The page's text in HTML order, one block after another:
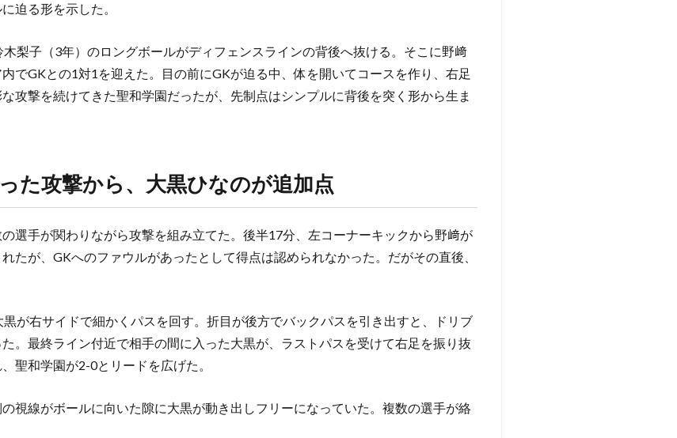
迫る形を示した。
梨子（3年）のロングボールがディフェンスラインの背後へ抜ける。そこに野﨑
でGKとの1対1を迎えた。目の前にGKが迫る中、体を開いてコースを作り、右足
攻撃を続けてきた聖和学園だったが、先制点はシンプルに背後を突く形から生ま
た攻撃から、大黒ひなのが追加点
選手が関わりながら攻撃を組み立てた。後半17分、左コーナーキックから野﨑が
たが、GKへのファウルがあったとして得点は認められなかった。だがその直後、
が右サイドで細かくパスを回す。折目が後方でバックパスを引き出すと、ドリブ
。最終ライン付近で相手の間に入った大黒が、ラストパスを受けて右足を振り抜
聖和学園が2-0とリードを広げた。
視線がボールに向いた隙に大黒が動き出しフリーになっていた。複数の選手が絡